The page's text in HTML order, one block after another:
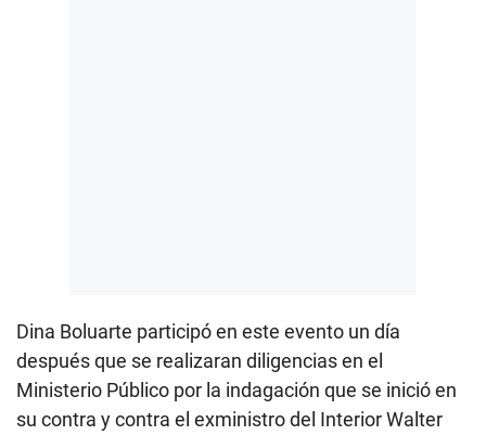
Dina Boluarte participó en este evento un día
después que se realizaran diligencias en el
Ministerio Público por la indagación que se inició en
su contra y contra el exministro del Interior Walter